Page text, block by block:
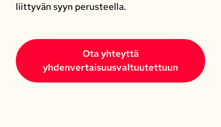
liittyvän syyn perusteella.
Ota yhteyttä
yhdenvertaisuusvaltuutettuun